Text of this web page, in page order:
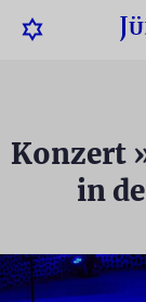
Konzert
in